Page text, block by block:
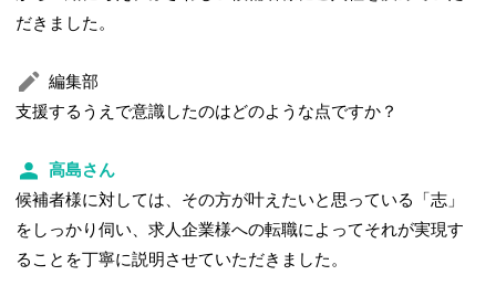
だきました。
編集部
支援するうえで意識したのはどのような点ですか？
高島さん
候補者様に対しては、その方が叶えたいと思っている「志」
をしっかり伺い、求人企業様への転職によってそれが実現す
ることを丁寧に説明させていただきました。